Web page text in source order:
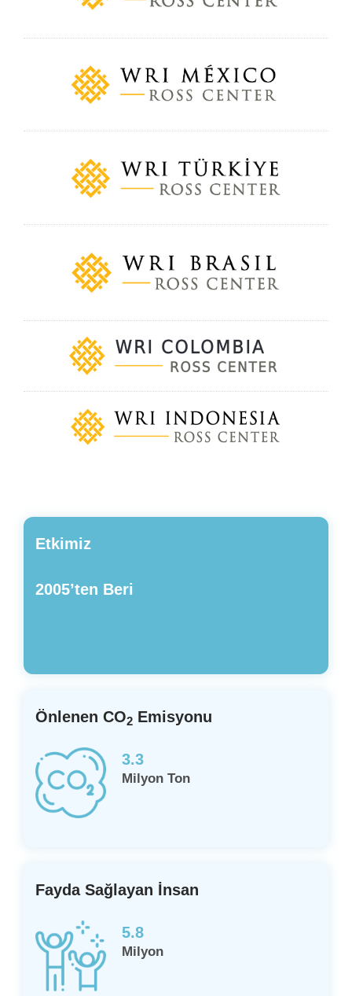
Etkimiz
2005’ten Beri
Önlenen CO2 Emisyonu
3.3
Milyon Ton
Fayda Sağlayan İnsan
5.8
Milyon